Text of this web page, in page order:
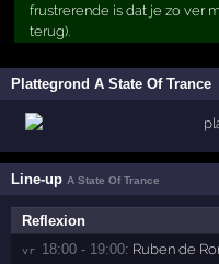
frustrerende is dat je zo ver
terug).
Plattegrond A State Of Trance
Line-upA State Of Trance
Reflexion
vr 18:00 - 19:00: Ruben de